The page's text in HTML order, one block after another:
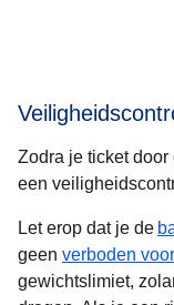
Zodra je ticket
een
Let erop dat je de
geen verboden
gewichtslimiet,